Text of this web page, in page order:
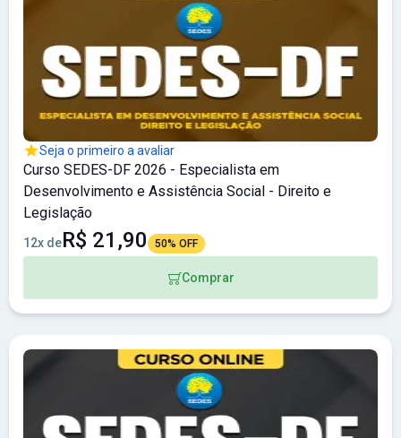
Seja o primeiro a avaliar
Curso SEDES-DF 2026 - Especialista em
Desenvolvimento e Assistência Social - Direito e
Legislação
12x deR$ 21,90 50% OFF
Comprar